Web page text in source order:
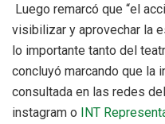
Luego remarcó que “el
visibilizar y aprovechar la
lo importante tanto del
concluyó marcando que la
consultada en las redes
instagram o INT